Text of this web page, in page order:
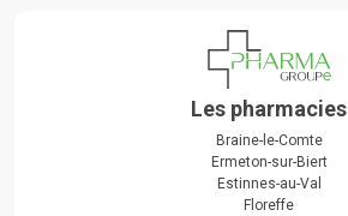
Les pharmacies
Braine-le-Comte
Ermeton-sur-Biert
Estinnes-au-Val
Floreffe